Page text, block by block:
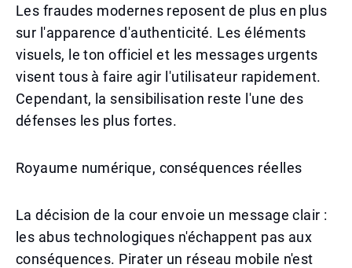
Les fraudes modernes reposent de plus en plus
sur l'apparence d'authenticité. Les éléments
visuels, le ton officiel et les messages urgents
visent tous à faire agir l'utilisateur rapidement.
Cependant, la sensibilisation reste l'une des
défenses les plus fortes.
Royaume numérique, conséquences réelles
La décision de la cour envoie un message clair :
les abus technologiques n'échappent pas aux
conséquences. Pirater un réseau mobile n'est